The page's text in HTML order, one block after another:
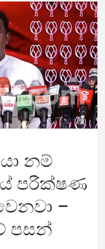
නම්
පරීක්ෂණ
–
පසන්